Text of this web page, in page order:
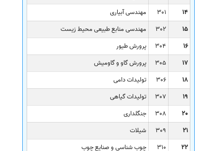
14
301
مهندسی آبیاری
15
302
مهندسی منابع طبیعی محیط زیست
16
304
پرورش طیور
17
305
پرورش گاو و گاومیش
18
306
تولیدات دامی
19
307
تولیدات گیاهی
20
308
جنگلداری
21
309
شیلات
22
310
چوب شناسی و صنایع چوب